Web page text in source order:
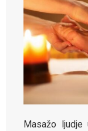
Masažo ljudje